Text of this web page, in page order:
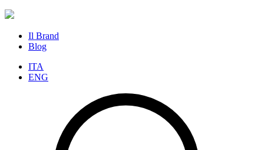
Il Brand
Blog
ITA
ENG